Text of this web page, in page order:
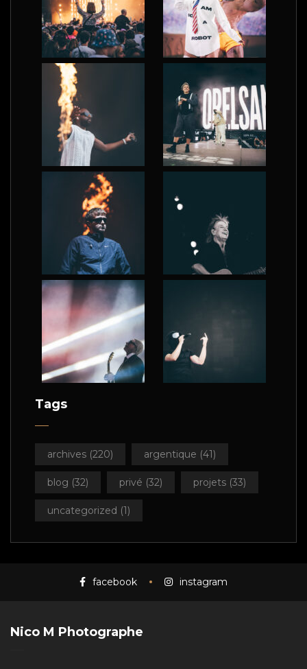
Tags
archives (220) argentique (41)
blog (32) privé (32) projets (33)
uncategorized (1)
facebook instagram
Nico M Photographe